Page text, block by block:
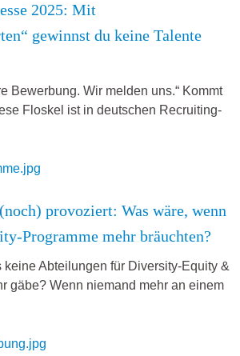
2025: Mit
gewinnst du keine Talente
Bewerbung. Wir melden uns.“ Kommt
Floskel ist in deutschen Recruiting-
provoziert: Was wäre, wenn
Programme mehr bräuchten?
keine Abteilungen für Diversity-Equity &
gäbe? Wenn niemand mehr an einem